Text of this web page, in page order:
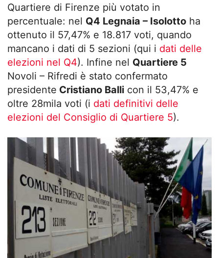
Quartiere di Firenze più votato in
percentuale: nel Q4 Legnaia – Isolotto ha
ottenuto il 57,47% e 18.817 voti, quando
mancano i dati di 5 sezioni (qui i dati delle
elezioni nel Q4). Infine nel Quartiere 5
Novoli – Rifredi è stato confermato
presidente Cristiano Balli con il 53,47% e
oltre 28mila voti (i dati definitivi delle
elezioni del Consiglio di Quartiere 5).